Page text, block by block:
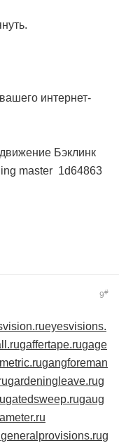
интернет-
Бэклинк
master 1d64863
9#
eyesvisions.
gaffertape.rugage
gangforeman
gardeningleave.rug
gatedsweep.rugaug
generalprovisions.rug